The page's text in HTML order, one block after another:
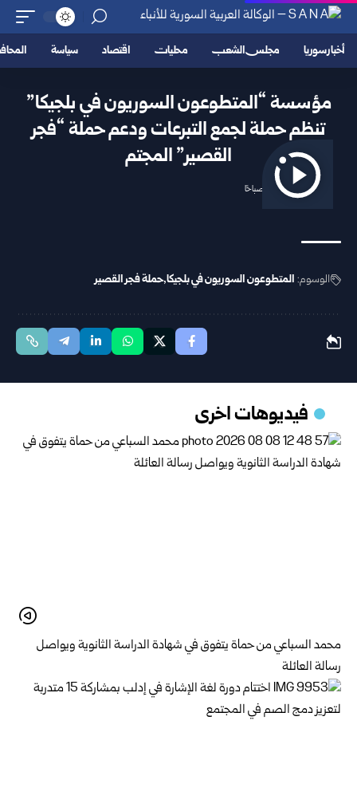
أخبار سوريا مجلس الشعب محليات اقتصاد سياسة
مؤسسة “المتطوعون السوريون في بلجيكا”
تنظم حملة لجمع التبرعات ودعم حملة “فجر
القصير” المجتم
2025/11/20 1:14 صباحًا
الوسوم: المتطوعون السوريون في بلجيكا حملة فجر القصير
فيديوهات اخرى
محمد السباعي من حماة يتفوق في شهادة الدراسة الثانوية ويواصل
رسالة العائلة